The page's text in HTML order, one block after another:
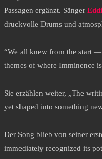
Passagen ergänzt. Sänger
druckvolle Drums und
“We all knew from the start —
themes of where Imminence
Sie erzählen weiter, „The
yet shaped into something
Der Song blieb von seiner
immediately recognized its